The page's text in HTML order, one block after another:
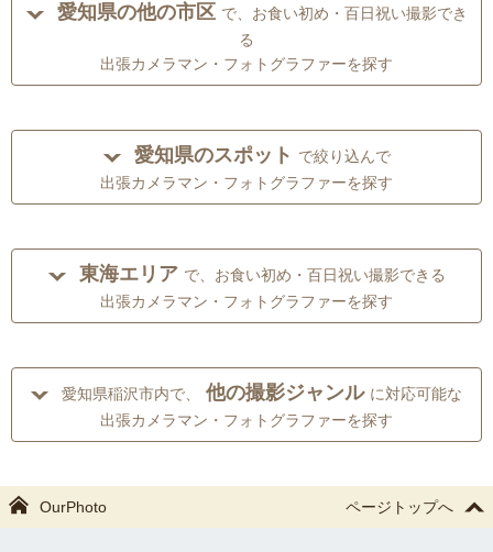
愛知県の他の市区 で、お食い初め・百日祝い撮影でき
る
出張カメラマン・フォトグラファーを探す
愛知県のスポット で絞り込んで
出張カメラマン・フォトグラファーを探す
東海エリア で、お食い初め・百日祝い撮影できる
出張カメラマン・フォトグラファーを探す
愛知県稲沢市内で、 他の撮影ジャンル に対応可能な
出張カメラマン・フォトグラファーを探す
OurPhoto ページトップへ